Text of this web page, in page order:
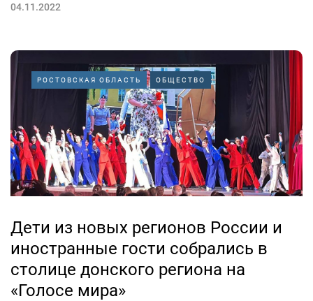
04.11.2022
РОСТОВСКАЯ ОБЛАСТЬ ОБЩЕСТВО
Дети из новых регионов России и
иностранные гости собрались в
столице донского региона на
«Голосе мира»